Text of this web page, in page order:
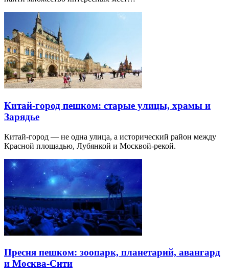
Китай-город пешком: старые улицы, храмы и
Зарядье
Китай-город — не одна улица, а исторический район между
Красной площадью, Лубянкой и Москвой-рекой.
Пресня пешком: зоопарк, планетарий, авангард
и Москва-Сити